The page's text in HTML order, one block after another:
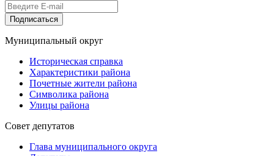
Подписаться
Муниципальный округ
Историческая справка
Характеристики района
Почетные жители района
Символика района
Улицы района
Совет депутатов
Глава муниципального округа